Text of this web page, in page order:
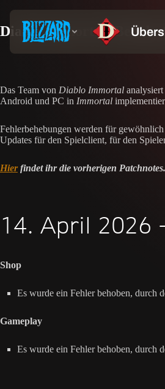
Diablo Immortal:
Das Team von Diablo Immortal
Android und PC in Immortal
Fehlerbehebungen werden für
Updates für den Spielclient, für den
Hierfindet ihr die vorherigen Patchnotes.
14. April 2026
Shop
Es wurde ein Fehler behoben, durch
Gameplay
Es wurde ein Fehler behoben, durch